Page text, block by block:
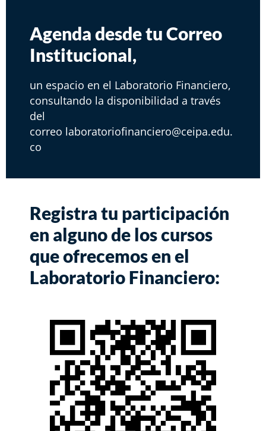
Agenda desde tu Correo
Institucional,​
un espacio en el Laboratorio Financiero,
consultando la disponibilidad a través
del
correo laboratoriofinanciero@ceipa.edu.
co
Registra tu participación
en alguno de los cursos
que ofrecemos en el
Laboratorio Financiero: